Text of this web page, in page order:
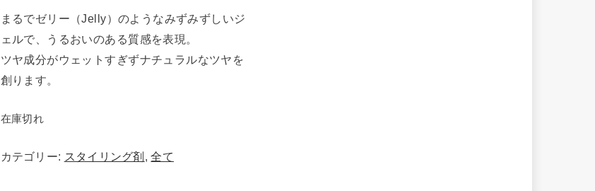
まるでゼリー（Jelly）のようなみずみずしいジ
ェルで、うるおいのある質感を表現。
ツヤ成分がウェットすぎずナチュラルなツヤを
創ります。
在庫切れ
カテゴリー: スタイリング剤,全て